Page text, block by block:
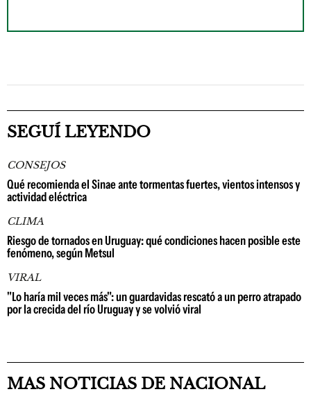
SEGUÍ LEYENDO
CONSEJOS
Qué recomienda el Sinae ante tormentas fuertes, vientos intensos y
actividad eléctrica
CLIMA
Riesgo de tornados en Uruguay: qué condiciones hacen posible este
fenómeno, según Metsul
VIRAL
"Lo haría mil veces más": un guardavidas rescató a un perro atrapado
por la crecida del río Uruguay y se volvió viral
MAS NOTICIAS DE NACIONAL